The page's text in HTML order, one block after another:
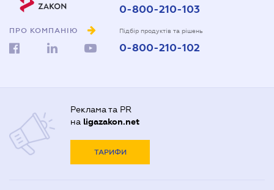
ПРО КОМПАНІЮ
0-800-210-103
Підбір продуктів та рішень
0-800-210-102
Реклама та PR
на ligazakon.net
ТАРИФИ